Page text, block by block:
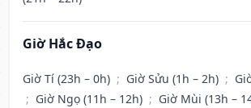
Giờ Hắc Đạo
Giờ Tí (23h – 0h) ; Giờ Sửu (1h – 2h) ;
; Giờ Ngọ (11h – 12h) ; Giờ Mùi (13h –